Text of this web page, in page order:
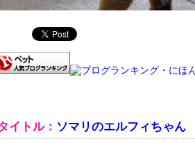
イトル： ソマリのエルフィちゃん